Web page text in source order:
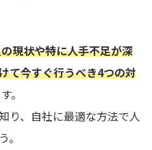
現状や特に人手不足が深
て今すぐ行うべき4つの対
。
り、自社に最適な方法で人